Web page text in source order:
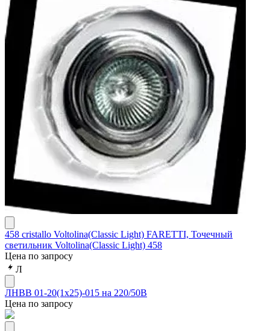
458 cristallo Voltolina(Classic Light) FARETTI, Точечный
светильник Voltolina(Classic Light) 458
Цена по запросу
Л
ЛНВВ 01-20(1х25)-015 на 220/50В
Цена по запросу